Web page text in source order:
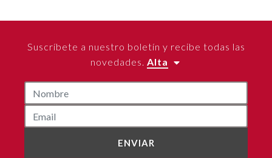
Suscríbete a nuestro boletín y recibe todas las
novedades. Alta
ENVIAR